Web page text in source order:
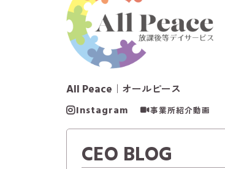
All Peace ｜オールピース
Instagram 事業所紹介動画
CEO BLOG